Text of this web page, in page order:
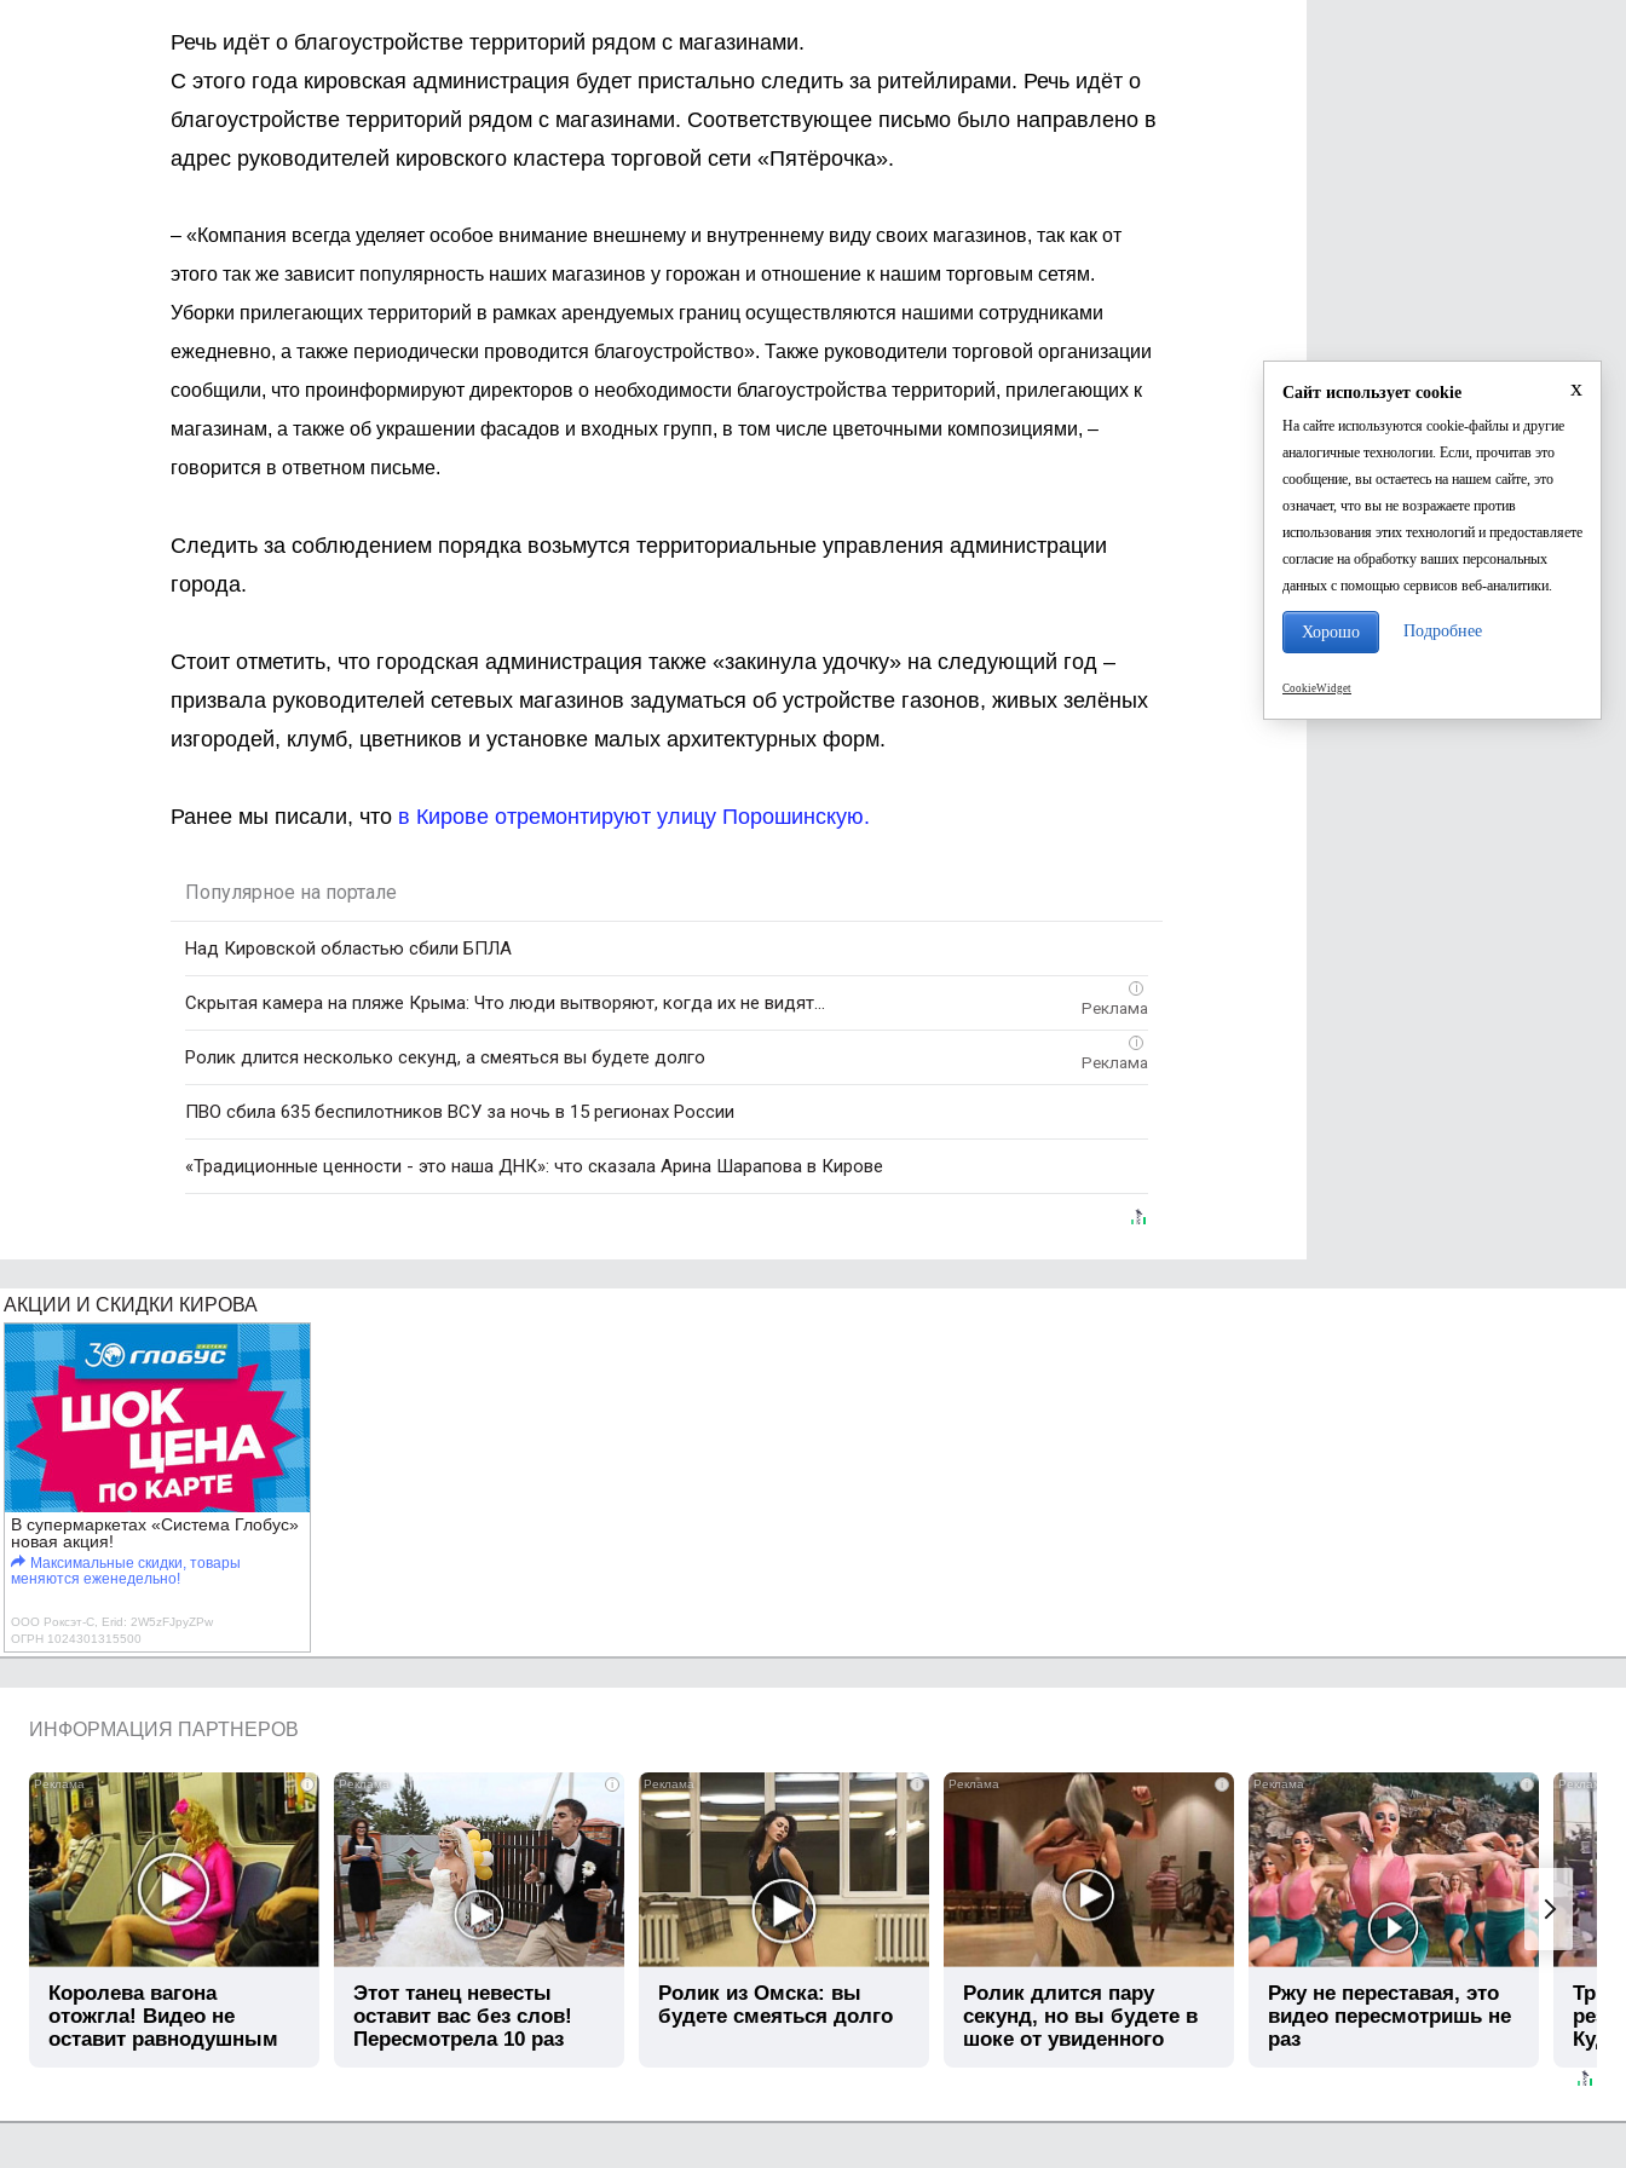
Речь идёт о благоустройстве территорий рядом с магазинами.
С этого года кировская администрация будет пристально следить за ритейлирами. Речь идёт о
благоустройстве территорий рядом с магазинами. Соответствующее письмо было направлено в
адрес руководителей кировского кластера торговой сети «Пятёрочка».
– «Компания всегда уделяет особое внимание внешнему и внутреннему виду своих магазинов, так как от
этого так же зависит популярность наших магазинов у горожан и отношение к нашим торговым сетям.
Уборки прилегающих территорий в рамках арендуемых границ осуществляются нашими сотрудниками
ежедневно, а также периодически проводится благоустройство». Также руководители торговой организации
сообщили, что проинформируют директоров о необходимости благоустройства территорий, прилегающих к
магазинам, а также об украшении фасадов и входных групп, в том числе цветочными композициями, –
говорится в ответном письме.
Следить за соблюдением порядка возьмутся территориальные управления администрации
города.
Стоит отметить, что городская администрация также «закинула удочку» на следующий год –
призвала руководителей сетевых магазинов задуматься об устройстве газонов, живых зелёных
изгородей, клумб, цветников и установке малых архитектурных форм.
Ранее мы писали, что в Кирове отремонтируют улицу Порошинскую.
Популярное на портале
Над Кировской областью сбили БПЛА
i
Скрытая камера на пляже Крыма: Что люди вытворяют, когда их не видят...
i
Ролик длится несколько секунд, а смеяться вы будете долго
ПВО сбила 635 беспилотников ВСУ за ночь в 15 регионах России
«Традиционные ценности - это наша ДНК»: что сказала Арина Шарапова в Кирове
АКЦИИ И СКИДКИ КИРОВА
В супермаркетах «Система Глобус»
новая акция!
Максимальные скидки, товары
меняются еженедельно!
ООО Роксэт-С, Erid: 2W5zFJpyZPw
ОГРН 1024301315500
ИНФОРМАЦИЯ ПАРТНЕРОВ
i
Королева вагона
отожгла! Видео не
оставит равнодушным
i
Этот танец невесты
оставит вас без слов!
Пересмотрела 10 раз
i
Ролик из Омска: вы
будете смеяться долго
i
Ролик длится пару
секунд, но вы будете в
шоке от увиденного
i
Ржу не переставая, это
видео пересмотришь не
раз
Три
x
Сайт использует cookie
На сайте используются cookie-файлы и другие
аналогичные технологии. Если, прочитав это
сообщение, вы остаетесь на нашем сайте, это
означает, что вы не возражаете против
использования этих технологий и предоставляете
согласие на обработку ваших персональных
данных с помощью сервисов веб-аналитики.
Хорошо Подробнее
CookieWidget